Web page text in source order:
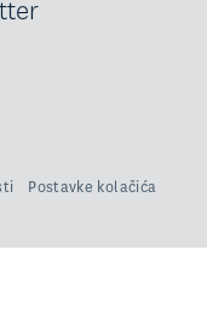
Postavke kolačića